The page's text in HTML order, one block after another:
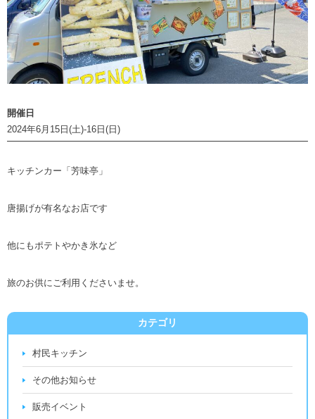
開催日
2024年6月15日(土)-16日(日)
キッチンカー「芳味亭」
唐揚げが有名なお店です
他にもポテトやかき氷など
旅のお供にご利用くださいませ。
カテゴリ
村民キッチン
その他お知らせ
販売イベント